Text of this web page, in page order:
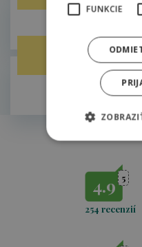
4.9 5
254 recenzií
FUNKCIE